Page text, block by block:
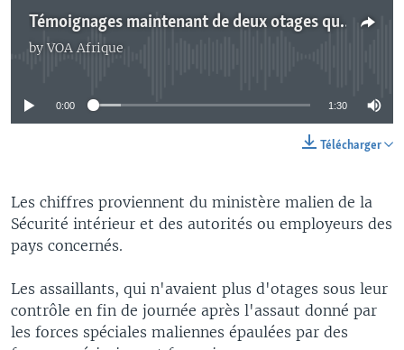
Témoignages maintenant de deux otages qui ont pu être exfiltres de l’hôtel par les forces de sécurité.
byVOA Afrique
No media source currently available
0:00 1:30
Télécharger
Les chiffres proviennent du ministère malien de la
Sécurité intérieur et des autorités ou employeurs des
pays concernés.
Les assaillants, qui n'avaient plus d'otages sous leur
contrôle en fin de journée après l'assaut donné par
les forces spéciales maliennes épaulées par des